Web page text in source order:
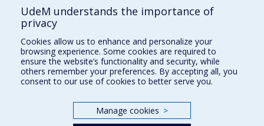
Plan du site
Accessibilité
Gabarits et image de marque
Agenda FMV & calendrier académique
La Faculté de médecine vétérinaire de l'Université de Montréal détient
UdeM understands the importance of
privacy
Cookies allow us to enhance and personalize your
browsing experience. Some cookies are required to
ensure the website’s functionality and security, while
others remember your preferences. By accepting all, you
consent to our use of cookies to better serve you.
Manage cookies >